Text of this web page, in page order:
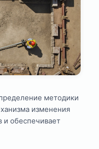
методики
изменения
и обеспечивает